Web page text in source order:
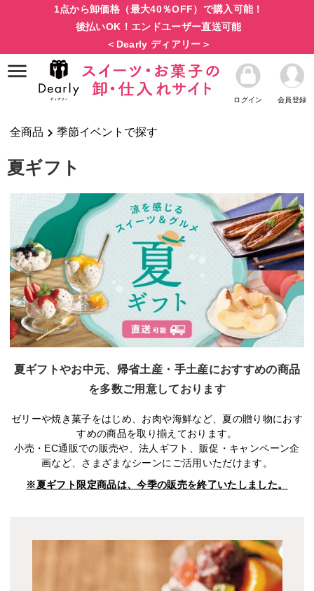
1点から卸価格（最大40％OFF）で購入可能！
後払いOK！エンドユーザー直送可能
＜Dearly ディアリー＞
ログイン 会員登録
全商品 季節イベントで探す
夏ギフト
夏ギフトやお中元、帰省土産・手土産におすすめの商品
を多数ご用意しております
ゼリーや焼き菓子をはじめ、お肉や海鮮など、夏の贈り物におす
すめの商品を取り揃えております。
小売・EC通販での販売や、法人ギフト、販促・キャンペーン企
画など、さまざまなシーンにご活用いただけます。
※夏ギフト限定商品は、今季の販売を終了いたしました。